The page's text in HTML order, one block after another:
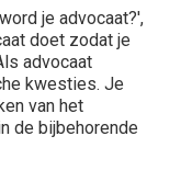
je advocaat?',
doet zodat je
advocaat
kwesties. Je
van het
de bijbehorende